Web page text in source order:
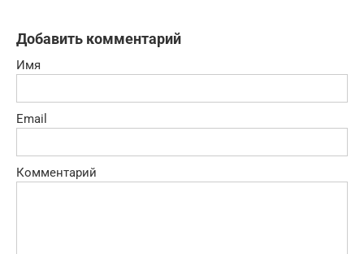
Добавить комментарий
Имя
Email
Комментарий